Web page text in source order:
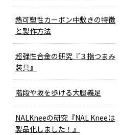
熱可塑性カーボン中敷きの特徴
と製作方法
超弾性合金の研究『３指つまみ
装具』
階段や坂を歩ける大腿義足
NALKneeの研究『NAL Kneeは
製品化しました！』